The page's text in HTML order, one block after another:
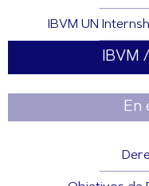
IBVM UN
IBVM
En